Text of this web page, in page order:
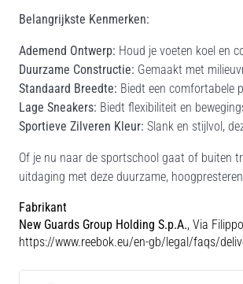
Belangrijkste Kenmerken:
Ademend Ontwerp: Houd je voeten koel en
Duurzame Constructie: Gemaakt met
Standaard Breedte: Biedt een comfortabele
Lage Sneakers: Biedt flexibiliteit en
Sportieve Zilveren Kleur: Slank en stijlvol,
Of je nu naar de sportschool gaat of buiten
uitdaging met deze duurzame,
Fabrikant
New Guards Group Holding S.p.A., Via
https://www.reebok.eu/en-gb/legal/faqs/